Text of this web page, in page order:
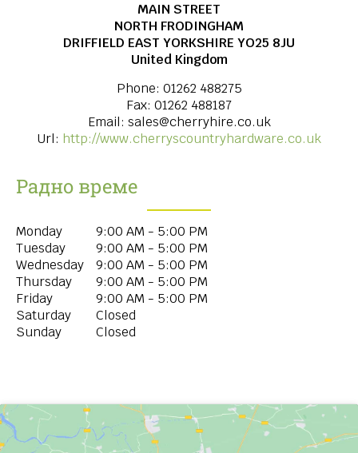
MAIN STREET
NORTH FRODINGHAM
DRIFFIELD EAST YORKSHIRE YO25 8JU
United Kingdom
Phone: 01262 488275
Fax: 01262 488187
Email: sales@cherryhire.co.uk
Url: http://www.cherryscountryhardware.co.uk
Радно време
Monday
9:00 AM - 5:00 PM
Tuesday
9:00 AM - 5:00 PM
Wednesday
9:00 AM - 5:00 PM
Thursday
9:00 AM - 5:00 PM
Friday
9:00 AM - 5:00 PM
Saturday
Closed
Sunday
Closed